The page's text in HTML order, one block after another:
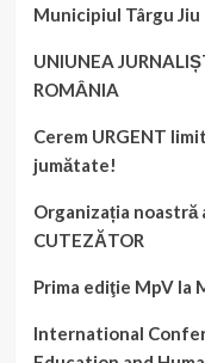
Municipiul Târgu Jiu
UNIUNEA
ROMÂNIA
Cerem URGENT
jumătate!
Organizația noastră
CUTEZĂTOR
Prima ediţie MpV la
International